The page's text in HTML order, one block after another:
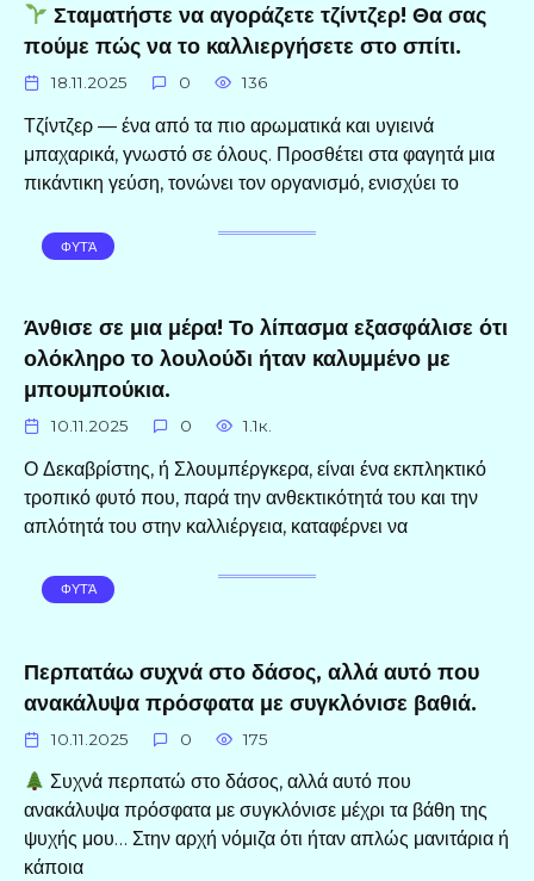
Σταματήστε να αγοράζετε τζίντζερ! Θα σας
πούμε πώς να το καλλιεργήσετε στο σπίτι.
18.11.2025 0 136
Τζίντζερ — ένα από τα πιο αρωματικά και υγιεινά
μπαχαρικά, γνωστό σε όλους. Προσθέτει στα φαγητά μια
πικάντικη γεύση, τονώνει τον οργανισμό, ενισχύει το
ΦΥΤΆ
Άνθισε σε μια μέρα! Το λίπασμα εξασφάλισε ότι
ολόκληρο το λουλούδι ήταν καλυμμένο με
μπουμπούκια.
10.11.2025 0 1.1к.
Ο Δεκαβρίστης, ή Σλουμπέργκερα, είναι ένα εκπληκτικό
τροπικό φυτό που, παρά την ανθεκτικότητά του και την
απλότητά του στην καλλιέργεια, καταφέρνει να
ΦΥΤΆ
Περπατάω συχνά στο δάσος, αλλά αυτό που
ανακάλυψα πρόσφατα με συγκλόνισε βαθιά.
10.11.2025 0 175
Συχνά περπατώ στο δάσος, αλλά αυτό που
ανακάλυψα πρόσφατα με συγκλόνισε μέχρι τα βάθη της
ψυχής μου… Στην αρχή νόμιζα ότι ήταν απλώς μανιτάρια ή
κάποια